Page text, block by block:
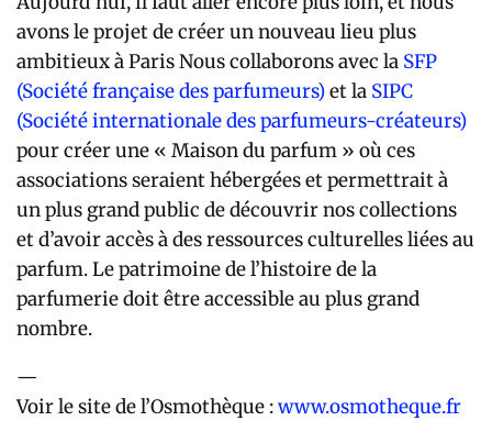
avons le projet de créer un nouveau lieu plus
ambitieux à Paris Nous collaborons avec la SFP
(Société française des parfumeurs)et la SIPC
(Société internationale des parfumeurs-créateurs)
pour créer une « Maison du parfum » où ces
associations seraient hébergées et permettrait à
un plus grand public de découvrir nos collections
et d’avoir accès à des ressources culturelles liées au
parfum. Le patrimoine de l’histoire de la
parfumerie doit être accessible au plus grand
nombre.
—
Voir le site de l’Osmothèque :www.osmotheque.fr